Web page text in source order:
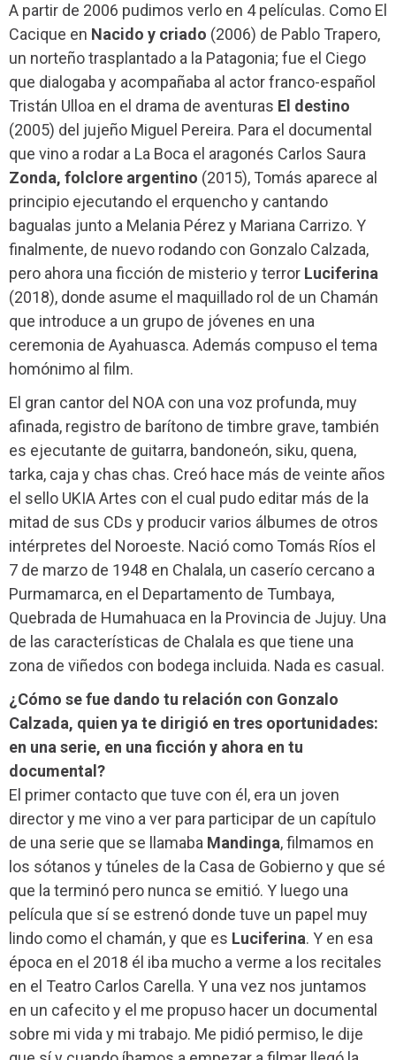
A partir de 2006 pudimos verlo en 4 películas. Como El
Cacique en Nacido y criado (2006) de Pablo Trapero,
un norteño trasplantado a la Patagonia; fue el Ciego
que dialogaba y acompañaba al actor franco-español
Tristán Ulloa en el drama de aventuras El destino
(2005) del jujeño Miguel Pereira. Para el documental
que vino a rodar a La Boca el aragonés Carlos Saura
Zonda, folclore argentino (2015), Tomás aparece al
principio ejecutando el erquencho y cantando
bagualas junto a Melania Pérez y Mariana Carrizo. Y
finalmente, de nuevo rodando con Gonzalo Calzada,
pero ahora una ficción de misterio y terror Luciferina
(2018), donde asume el maquillado rol de un Chamán
que introduce a un grupo de jóvenes en una
ceremonia de Ayahuasca. Además compuso el tema
homónimo al film.
El gran cantor del NOA con una voz profunda, muy
afinada, registro de barítono de timbre grave, también
es ejecutante de guitarra, bandoneón, siku, quena,
tarka, caja y chas chas. Creó hace más de veinte años
el sello UKIA Artes con el cual pudo editar más de la
mitad de sus CDs y producir varios álbumes de otros
intérpretes del Noroeste. Nació como Tomás Ríos el
7 de marzo de 1948 en Chalala, un caserío cercano a
Purmamarca, en el Departamento de Tumbaya,
Quebrada de Humahuaca en la Provincia de Jujuy. Una
de las características de Chalala es que tiene una
zona de viñedos con bodega incluida. Nada es casual.
¿Cómo se fue dando tu relación con Gonzalo
Calzada, quien ya te dirigió en tres oportunidades:
en una serie, en una ficción y ahora en tu
documental?
El primer contacto que tuve con él, era un joven
director y me vino a ver para participar de un capítulo
de una serie que se llamaba Mandinga, filmamos en
los sótanos y túneles de la Casa de Gobierno y que sé
que la terminó pero nunca se emitió. Y luego una
película que sí se estrenó donde tuve un papel muy
lindo como el chamán, y que es Luciferina. Y en esa
época en el 2018 él iba mucho a verme a los recitales
en el Teatro Carlos Carella. Y una vez nos juntamos
en un cafecito y el me propuso hacer un documental
sobre mi vida y mi trabajo. Me pidió permiso, le dije